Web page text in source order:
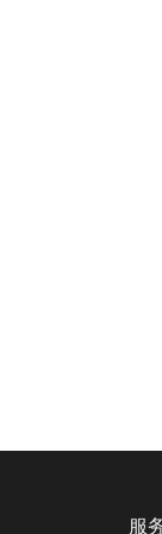
服